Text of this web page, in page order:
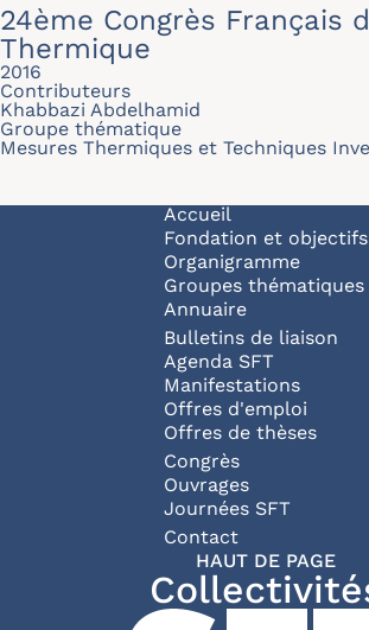
24ème Congrès Français
Thermique
2016
Contributeurs
Khabbazi Abdelhamid
Groupe thématique
Mesures Thermiques et Techniques
Navigation
Accueil
Fondation et objectifs
Organigramme
Groupes thématiques
Annuaire
Bulletins de liaison
Agenda SFT
Manifestations
Offres d'emploi
Offres de thèses
Congrès
Ouvrages
Journées SFT
Pied de page
Contact
HAUT DE PAGE